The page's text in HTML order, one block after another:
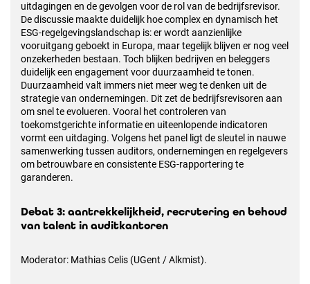
uitdagingen en de gevolgen voor de rol van de bedrijfsrevisor.
De discussie maakte duidelijk hoe complex en dynamisch het
ESG-regelgevingslandschap is: er wordt aanzienlijke
vooruitgang geboekt in Europa, maar tegelijk blijven er nog veel
onzekerheden bestaan. Toch blijken bedrijven en beleggers
duidelijk een engagement voor duurzaamheid te tonen.
Duurzaamheid valt immers niet meer weg te denken uit de
strategie van ondernemingen. Dit zet de bedrijfsrevisoren aan
om snel te evolueren. Vooral het controleren van
toekomstgerichte informatie en uiteenlopende indicatoren
vormt een uitdaging. Volgens het panel ligt de sleutel in nauwe
samenwerking tussen auditors, ondernemingen en regelgevers
om betrouwbare en consistente ESG-rapportering te
garanderen.
Debat 3: aantrekkelijkheid, recrutering en behoud
van talent in auditkantoren
Moderator: Mathias Celis (UGent / Alkmist).